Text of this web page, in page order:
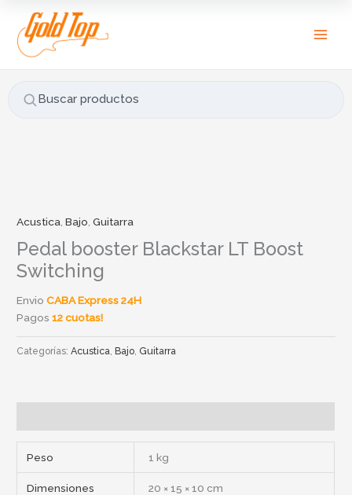
contenido
Buscar productos
u
s
Acustica,Bajo,Guitarra
Pedal booster Blackstar LT Boost
Switching
EnvioCABA Express 24H
Pagos12 cuotas!
Categorías:Acustica ,Bajo Guitarra
Peso 1 kg
Dimensiones 20 × 15 × 10 cm